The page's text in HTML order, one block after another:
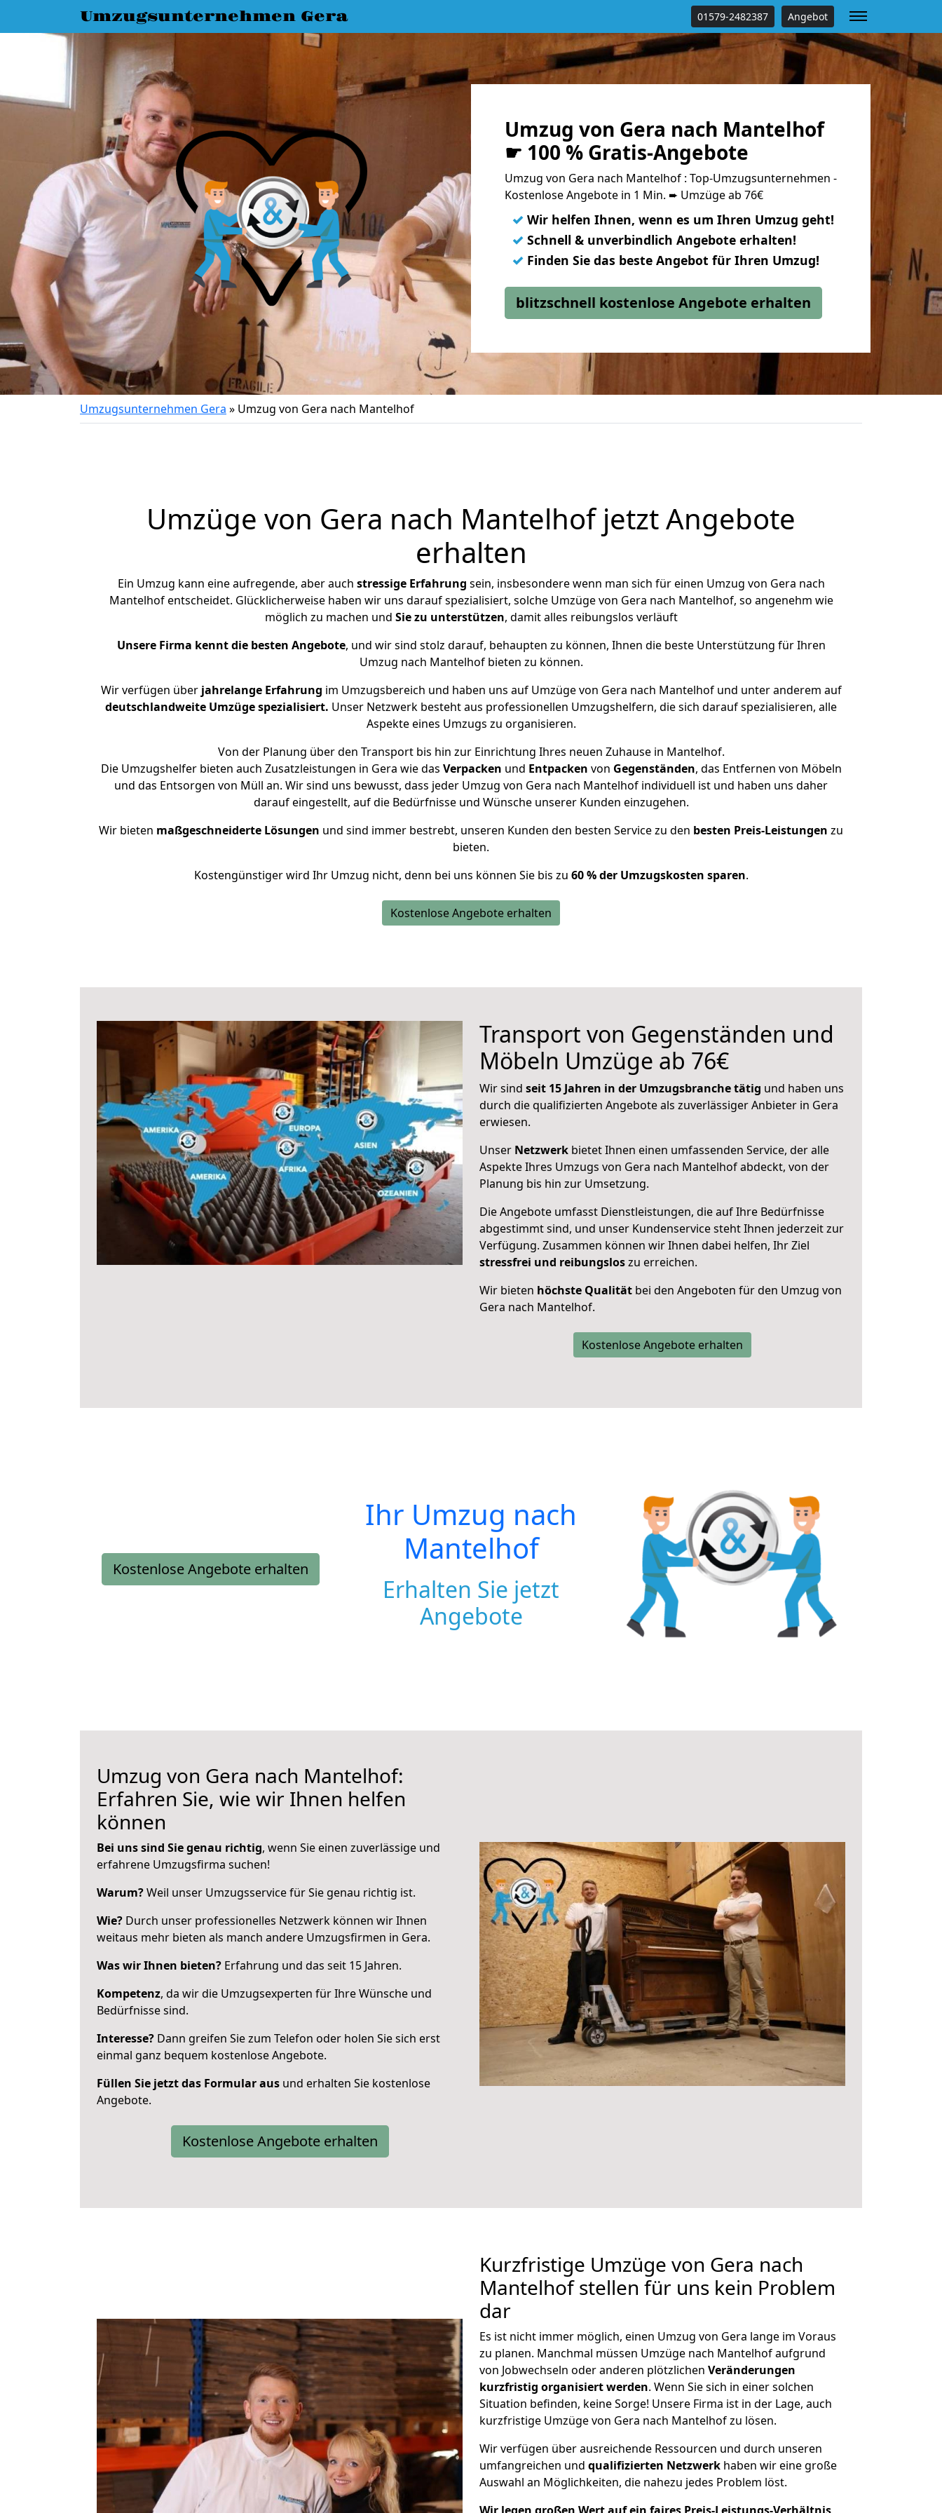
Umzugsunternehmen Gera 01579-2482387 Angebot
Umzug von Gera nach Mantelhof
☛ 100 % Gratis-Angebote
Umzug von Gera nach Mantelhof : Top-Umzugsunternehmen -
Kostenlose Angebote in 1 Min. ➨ Umzüge ab 76€
✓ Wir helfen Ihnen, wenn es um Ihren Umzug geht!
✓ Schnell & unverbindlich Angebote erhalten!
✓ Finden Sie das beste Angebot für Ihren Umzug!
blitzschnell kostenlose Angebote erhalten
Umzugsunternehmen Gera » Umzug von Gera nach Mantelhof
Umzüge von Gera nach Mantelhof jetzt Angebote
erhalten
Ein Umzug kann eine aufregende, aber auch stressige Erfahrung sein, insbesondere wenn man sich für einen Umzug von Gera nach
Mantelhof entscheidet. Glücklicherweise haben wir uns darauf spezialisiert, solche Umzüge von Gera nach Mantelhof, so angenehm wie
möglich zu machen und Sie zu unterstützen, damit alles reibungslos verläuft
Unsere Firma kennt die besten Angebote, und wir sind stolz darauf, behaupten zu können, Ihnen die beste Unterstützung für Ihren
Umzug nach Mantelhof bieten zu können.
Wir verfügen überjahrelange Erfahrung im Umzugsbereich und haben uns auf Umzüge von Gera nach Mantelhof und unter anderem auf
deutschlandweite Umzüge spezialisiert. Unser Netzwerk besteht aus professionellen Umzugshelfern, die sich darauf spezialisieren, alle
Aspekte eines Umzugs zu organisieren.
Von der Planung über den Transport bis hin zur Einrichtung Ihres neuen Zuhause in Mantelhof.
Die Umzugshelfer bieten auch Zusatzleistungen in Gera wie das Verpacken und Entpacken von Gegenständen, das Entfernen von Möbeln
und das Entsorgen von Müll an. Wir sind uns bewusst, dass jeder Umzug von Gera nach Mantelhof individuell ist und haben uns daher
darauf eingestellt, auf die Bedürfnisse und Wünsche unserer Kunden einzugehen.
Wir bieten maßgeschneiderte Lösungen und sind immer bestrebt, unseren Kunden den besten Service zu den besten Preis-Leistungen zu
bieten.
Kostengünstiger wird Ihr Umzug nicht, denn bei uns können Sie bis zu 60 % der Umzugskosten sparen.
Kostenlose Angebote erhalten
Transport von Gegenständen und
Möbeln Umzüge ab 76€
Wir sind seit 15 Jahren in der Umzugsbranche tätig und haben uns
durch die qualifizierten Angebote als zuverlässiger Anbieter in Gera
erwiesen.
Unser Netzwerk bietet Ihnen einen umfassenden Service, der alle
Aspekte Ihres Umzugs von Gera nach Mantelhof abdeckt, von der
Planung bis hin zur Umsetzung.
Die Angebote umfasst Dienstleistungen, die auf Ihre Bedürfnisse
abgestimmt sind, und unser Kundenservice steht Ihnen jederzeit zur
Verfügung. Zusammen können wir Ihnen dabei helfen, Ihr Ziel
stressfrei und reibungsloszu erreichen.
Wir bieten höchste Qualität bei den Angeboten für den Umzug von
Gera nach Mantelhof.
Kostenlose Angebote erhalten
Kostenlose Angebote erhalten
Ihr Umzug nach
Mantelhof
Erhalten Sie jetzt
Angebote
Umzug von Gera nach Mantelhof:
Erfahren Sie, wie wir Ihnen helfen
können
Bei uns sind Sie genau richtig, wenn Sie einen zuverlässige und
erfahrene Umzugsfirma suchen!
Warum?Weil unser Umzugsservice für Sie genau richtig ist.
Wie? Durch unser professionelles Netzwerk können wir Ihnen
weitaus mehr bieten als manch andere Umzugsfirmen in Gera.
Was wir Ihnen bieten? Erfahrung und das seit 15 Jahren.
Kompetenz, da wir die Umzugsexperten für Ihre Wünsche und
Bedürfnisse sind.
Interesse? Dann greifen Sie zum Telefon oder holen Sie sich erst
einmal ganz bequem kostenlose Angebote.
Füllen Sie jetzt das Formular aus und erhalten Sie kostenlose
Angebote.
Kostenlose Angebote erhalten
Kurzfristige Umzüge von Gera nach
Mantelhof stellen für uns kein Problem
dar
Es ist nicht immer möglich, einen Umzug von Gera lange im Voraus
zu planen. Manchmal müssen Umzüge nach Mantelhof aufgrund
von Jobwechseln oder anderen plötzlichen Veränderungen
kurzfristig organisiert werden. Wenn Sie sich in einer solchen
Situation befinden, keine Sorge! Unsere Firma ist in der Lage, auch
kurzfristige Umzüge von Gera nach Mantelhof zu lösen.
Wir verfügen über ausreichende Ressourcen und durch unseren
umfangreichen und qualifizierten Netzwerk haben wir eine große
Auswahl an Möglichkeiten, die nahezu jedes Problem löst.